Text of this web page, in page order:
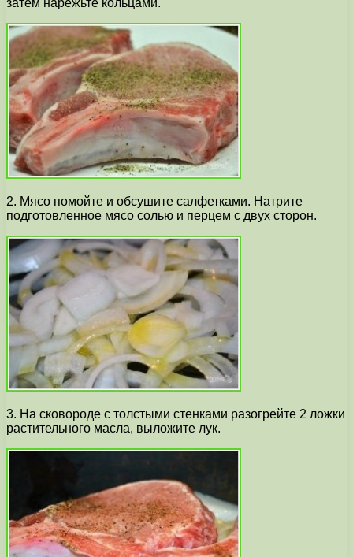
затем нарежьте кольцами.
2. Мясо помойте и обсушите салфетками. Натрите
подготовленное мясо солью и перцем с двух сторон.
3. На сковороде с толстыми стенками разогрейте 2 ложки
растительного масла, выложите лук.